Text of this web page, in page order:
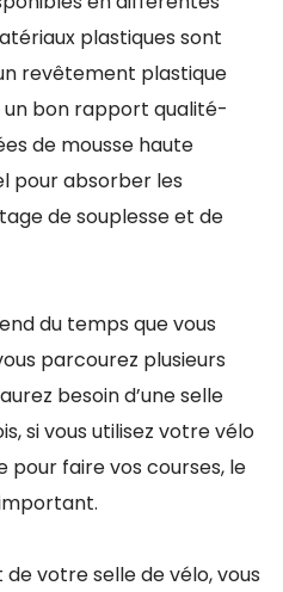
plastiques sont
revêtement plastique
bon rapport qualité-
de mousse haute
pour absorber les
de souplesse et de
du temps que vous
parcourez plusieurs
besoin d’une selle
si vous utilisez votre vélo
pour faire vos courses, le
votre selle de vélo, vous